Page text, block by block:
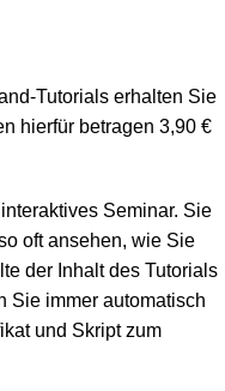
Tutorials erhalten Sie
hierfür betragen 3,90 €
Seminar. Sie
oft ansehen, wie Sie
der Inhalt des Tutorials
Sie immer automatisch
und Skript zum